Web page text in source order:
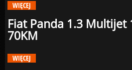
WIĘCEJ
Fiat Panda 1.3 Multijet
70KM
WIĘCEJ